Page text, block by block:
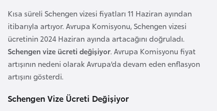
Kısa süreli Schengen vizesi fiyatları 11 Haziran ayından
itibarıyla artıyor. Avrupa Komisyonu, Schengen vizesi
ücretinin 2024 Haziran ayında artacağını doğruladı.
Schengen vize ücreti değişiyor. Avrupa Komisyonu fiyat
artışının nedeni olarak Avrupa’da devam eden enflasyon
artışını gösterdi.
Schengen Vize Ücreti Değişiyor
y
a
A
v
s